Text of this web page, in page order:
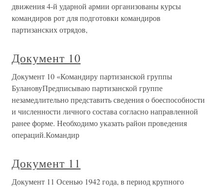
движения 4-й ударной армии организованы курсы
командиров рот для подготовки командиров
партизанских отрядов,
Документ 10
Документ 10 «Командиру партизанской группы
БулановуПредписываю партизанской группе
незамедлительно представить сведения о боеспособности
и численности личного состава согласно направленной
ранее форме. Необходимо указать район проведения
операций.Командир
Документ 11
Документ 11 Осенью 1942 года, в период крупного